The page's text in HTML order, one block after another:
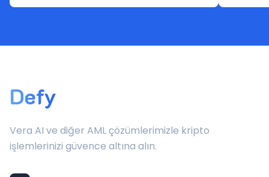
Defy
Vera AI ve diğer AML çözümlerimizle kripto
işlemlerinizi güvence altına alın.